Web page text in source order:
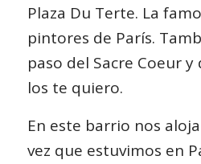
Plaza Du Terte. La
pintores de París.
paso del Sacre Coeur
los te quiero.
En este barrio nos
vez que estuvimos en